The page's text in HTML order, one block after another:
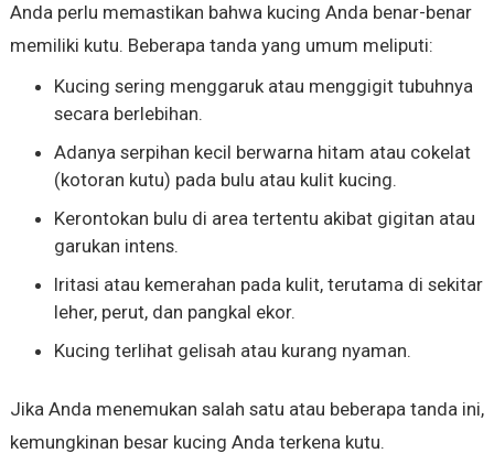
Anda perlu memastikan bahwa kucing Anda benar-benar
memiliki kutu. Beberapa tanda yang umum meliputi:
Kucing sering menggaruk atau menggigit tubuhnya
secara berlebihan.
Adanya serpihan kecil berwarna hitam atau cokelat
(kotoran kutu) pada bulu atau kulit kucing.
Kerontokan bulu di area tertentu akibat gigitan atau
garukan intens.
Iritasi atau kemerahan pada kulit, terutama di sekitar
leher, perut, dan pangkal ekor.
Kucing terlihat gelisah atau kurang nyaman.
Jika Anda menemukan salah satu atau beberapa tanda ini,
kemungkinan besar kucing Anda terkena kutu.